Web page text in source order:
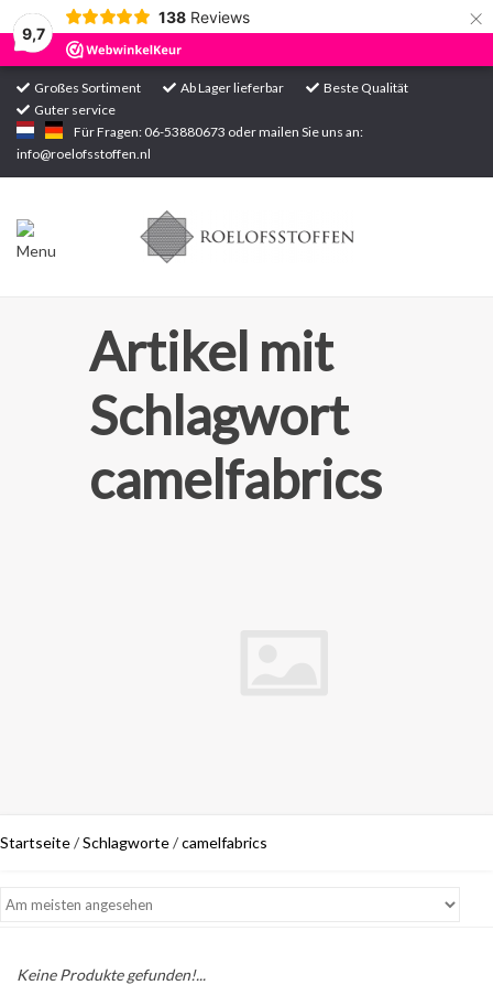
9,7
138 Reviews ×
Großes Sortiment Ab Lager lieferbar
Beste Qualität
Guter service
Für Fragen: 06-53880673 oder mailen Sie uns an:
info@roelofsstoffen.nl
Startseite
Sortiment
Artikel mit
Schlagwort
camelfabrics
Startseite/Schlagworte/camelfabrics
Keine Produkte gefunden!...